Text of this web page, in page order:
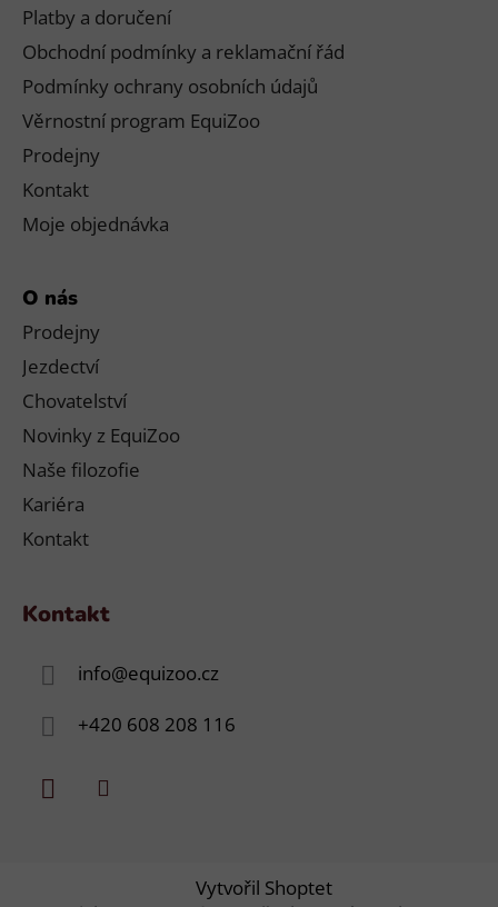
Platby a doručení
Obchodní podmínky a reklamační řád
Podmínky ochrany osobních údajů
Věrnostní program EquiZoo
Prodejny
Kontakt
Moje objednávka
O nás
Prodejny
Jezdectví
Chovatelství
Novinky z EquiZoo
Naše filozofie
Kariéra
Kontakt
Kontakt
info@equizoo.cz
+420 608 208 116
Vytvořil Shoptet